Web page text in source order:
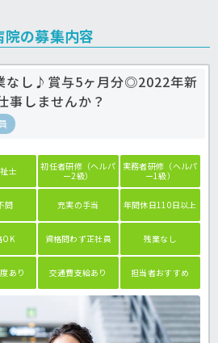
の募集内容
なし♪賞与5ヶ月分◎2022年新
事しませんか？
士
初任者研修（ヘルパ
ー2級）
実務者研修（ヘルパ
ー1級）
問 充実の手当 年間休日110日以上
OK 資格問わず正社員 残業なし
あり 交通費支給あり 担当者おすすめ